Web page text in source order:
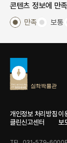
콘텐츠 정보에 만
만족 보통
개인정보 처리방침이
클린신고센터
보